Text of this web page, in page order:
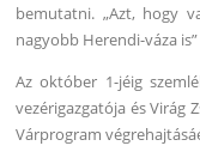
bemutatni. „Azt, hogy
nagyobb Herendi-váza
Az október 1-jéig
vezérigazgatója és Virág
Várprogram